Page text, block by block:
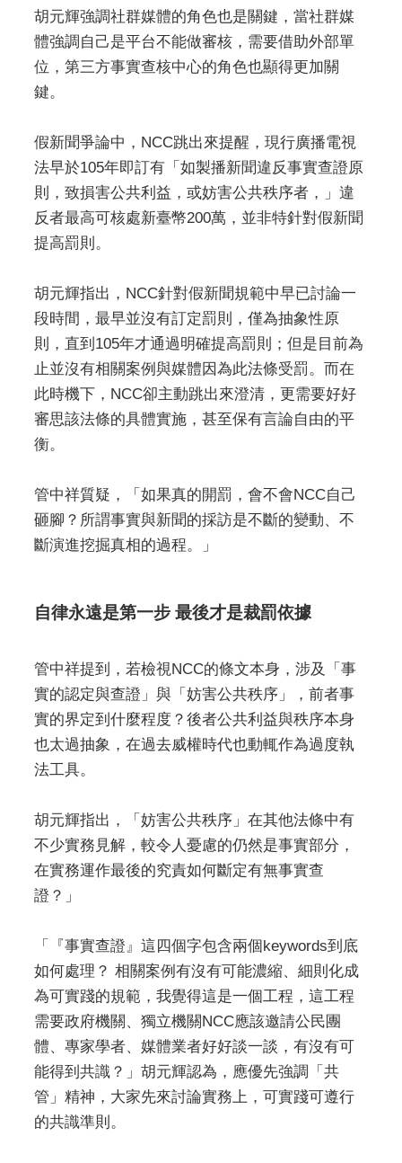
胡元輝強調社群媒體的角色也是關鍵，當社群媒
體強調自己是平台不能做審核，需要借助外部單
位，第三方事實查核中心的角色也顯得更加關
鍵。
假新聞爭論中，NCC跳出來提醒，現行廣播電視
法早於105年即訂有「如製播新聞違反事實查證原
則，致損害公共利益，或妨害公共秩序者，」違
反者最高可核處新臺幣200萬，並非特針對假新聞
提高罰則。
胡元輝指出，NCC針對假新聞規範中早已討論一
段時間，最早並沒有訂定罰則，僅為抽象性原
則，直到105年才通過明確提高罰則；但是目前為
止並沒有相關案例與媒體因為此法條受罰。而在
此時機下，NCC卻主動跳出來澄清，更需要好好
審思該法條的具體實施，甚至保有言論自由的平
衡。
管中祥質疑，「如果真的開罰，會不會NCC自己
砸腳？所謂事實與新聞的採訪是不斷的變動、不
斷演進挖掘真相的過程。」
自律永遠是第一步 最後才是裁罰依據
管中祥提到，若檢視NCC的條文本身，涉及「事
實的認定與查證」與「妨害公共秩序」，前者事
實的界定到什麼程度？後者公共利益與秩序本身
也太過抽象，在過去威權時代也動輒作為過度執
法工具。
胡元輝指出，「妨害公共秩序」在其他法條中有
不少實務見解，較令人憂慮的仍然是事實部分，
在實務運作最後的究責如何斷定有無事實查
證？」
「『事實查證』這四個字包含兩個keywords到底
如何處理？ 相關案例有沒有可能濃縮、細則化成
為可實踐的規範，我覺得這是一個工程，這工程
需要政府機關、獨立機關NCC應該邀請公民團
體、專家學者、媒體業者好好談一談，有沒有可
能得到共識？」胡元輝認為，應優先強調「共
管」精神，大家先來討論實務上，可實踐可遵行
的共識準則。